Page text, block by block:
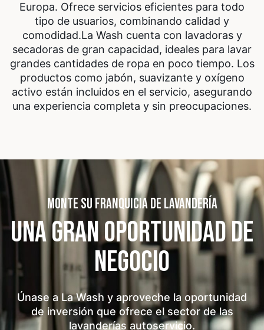
Europa. Ofrece servicios eficientes para todo
tipo de usuarios, combinando calidad y
comodidad.La Wash cuenta con lavadoras y
secadoras de gran capacidad, ideales para lavar
grandes cantidades de ropa en poco tiempo. Los
productos como jabón, suavizante y oxígeno
activo están incluidos en el servicio, asegurando
una experiencia completa y sin preocupaciones.
MONTE SU FRANQUICIA DE LAVANDERÍA
UNA GRAN OPORTUNIDADDE
NEGOCIO
Únase a La Wash y aproveche la oportunidad
de inversión que ofrece el sector de las
lavanderías autoservicio.